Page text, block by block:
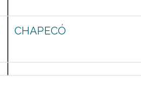
CHAPECÓ